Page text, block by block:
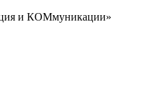
и КОМмуникации»